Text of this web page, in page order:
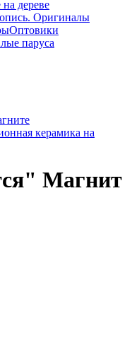
дереве
Оригиналы
Оптовики
паруса
керамика на
Магнит